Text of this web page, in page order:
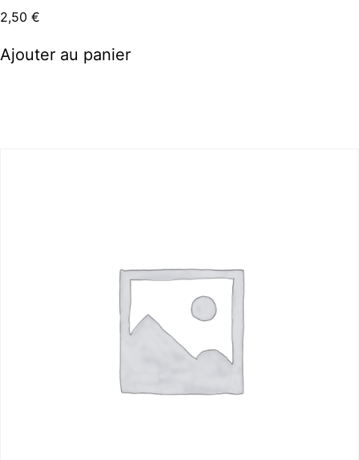
2,50 €
Ajouter au panier